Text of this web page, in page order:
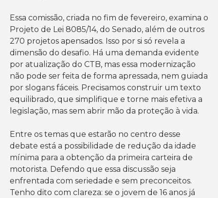
Essa comissão, criada no fim de fevereiro, examina o
Projeto de Lei 8085/14, do Senado, além de outros
270 projetos apensados. Isso por si só revela a
dimensão do desafio. Há uma demanda evidente
por atualização do CTB, mas essa modernização
não pode ser feita de forma apressada, nem guiada
por slogans fáceis. Precisamos construir um texto
equilibrado, que simplifique e torne mais efetiva a
legislação, mas sem abrir mão da proteção à vida.
Entre os temas que estarão no centro desse
debate está a possibilidade de redução da idade
mínima para a obtenção da primeira carteira de
motorista. Defendo que essa discussão seja
enfrentada com seriedade e sem preconceitos.
Tenho dito com clareza: se o jovem de 16 anos já